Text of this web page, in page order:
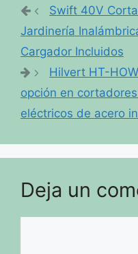
Swift 40V
Jardinería
Cargador Incluidos
Hilvert HT-
opción en
eléctricos de acero
Deja un